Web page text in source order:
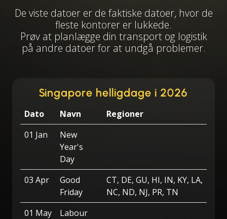
De viste datoer er de faktiske datoer, hvor de
fleste kontorer er lukkede.
Prøv at planlægge din transport og logistik
på andre datoer for at undgå problemer.
Singapore helligdage i 2026
Dato Navn
Regioner
01 Jan
New
Year's
Day
03 Apr
Good
Friday
CT, DE, GU, HI, IN, KY, LA,
NC, ND, NJ, PR, TN
01 May
Labour